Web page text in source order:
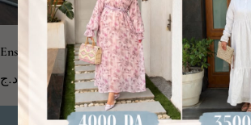
Ensemble basique-jupe bordeau
4,000.00 د.ج Choix des options [Edit ] Wishlist